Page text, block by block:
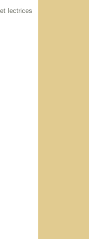
lectrices